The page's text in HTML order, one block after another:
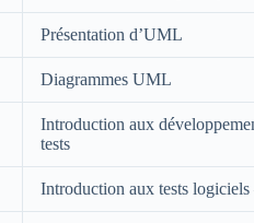
Présentation d’UML
Diagrammes UML
Introduction aux
tests
Introduction aux tests